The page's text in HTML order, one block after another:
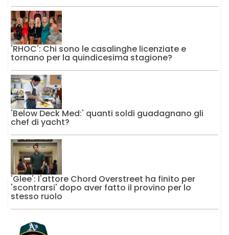
'RHOC': Chi sono le casalinghe licenziate e
tornano per la quindicesima stagione?
'Below Deck Med:' quanti soldi guadagnano gli
chef di yacht?
'Glee': l'attore Chord Overstreet ha finito per
'scontrarsi' dopo aver fatto il provino per lo
stesso ruolo